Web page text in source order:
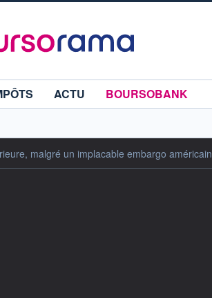
ACTU
BOURSOBANK
malgré un implacable embargo américain